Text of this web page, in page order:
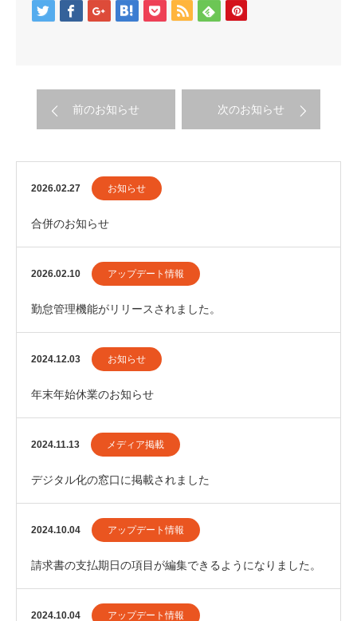
前のお知らせ 次のお知らせ
2026.02.27 お知らせ
合併のお知らせ
2026.02.10 アップデート情報
勤怠管理機能がリリースされました。
2024.12.03 お知らせ
年末年始休業のお知らせ
2024.11.13 メディア掲載
デジタル化の窓口に掲載されました
2024.10.04 アップデート情報
請求書の支払期日の項目が編集できるようになりました。
2024.10.04 アップデート情報